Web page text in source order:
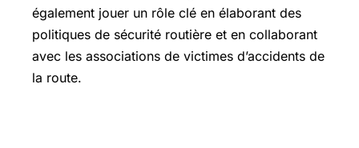
également jouer un rôle clé en élaborant des
politiques de sécurité routière et en collaborant
avec les associations de victimes d’accidents de
la route.